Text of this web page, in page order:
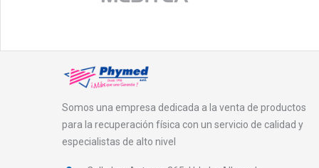
Somos una empresa dedicada a la venta de productos
para la recuperación física con un servicio de calidad y
especialistas de alto nivel